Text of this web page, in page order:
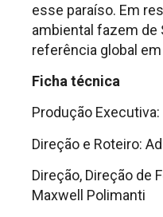
esse paraíso. Em
ambiental fazem de
referência global
Ficha técnica
Produção
Direção e Roteiro:
Direção, Direção de
Maxwell Polimanti